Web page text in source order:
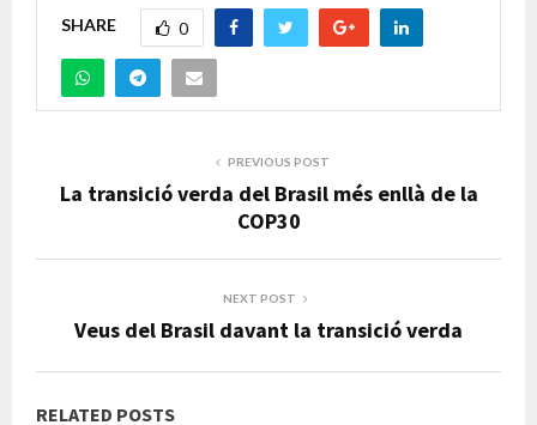
SHARE 0
PREVIOUS POST
La transició verda del Brasil més enllà de la
COP30
NEXT POST
Veus del Brasil davant la transició verda
RELATED POSTS